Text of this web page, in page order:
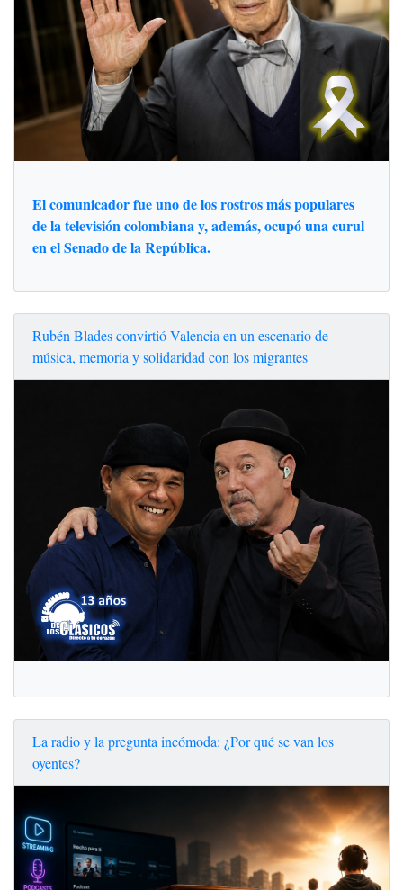
El comunicador fue uno de los rostros más populares
de la televisión colombiana y, además, ocupó una curul
en el Senado de la República.
Rubén Blades convirtió Valencia en un escenario de
música, memoria y solidaridad con los migrantes
La radio y la pregunta incómoda: ¿Por qué se van los
oyentes?